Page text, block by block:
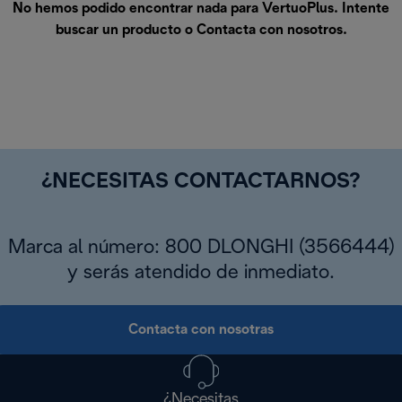
No hemos podido encontrar nada para VertuoPlus. Intente
buscar un producto o Contacta con nosotros.
¿NECESITAS CONTACTARNOS?
Marca al número: 800 DLONGHI (3566444)
y serás atendido de inmediato.
Contacta con nosotras